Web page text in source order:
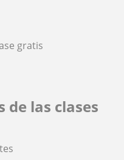
gratis
de las clases